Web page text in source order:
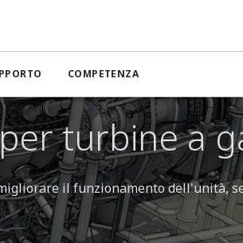
COMPETENZA
turbine a
il funzionamento dell'unità,